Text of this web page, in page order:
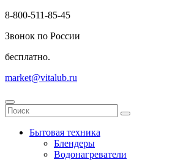
8-800-511-85-45
Звонок по России
бесплатно.
market@vitalub.ru
Бытовая техника
Блендеры
Водонагреватели